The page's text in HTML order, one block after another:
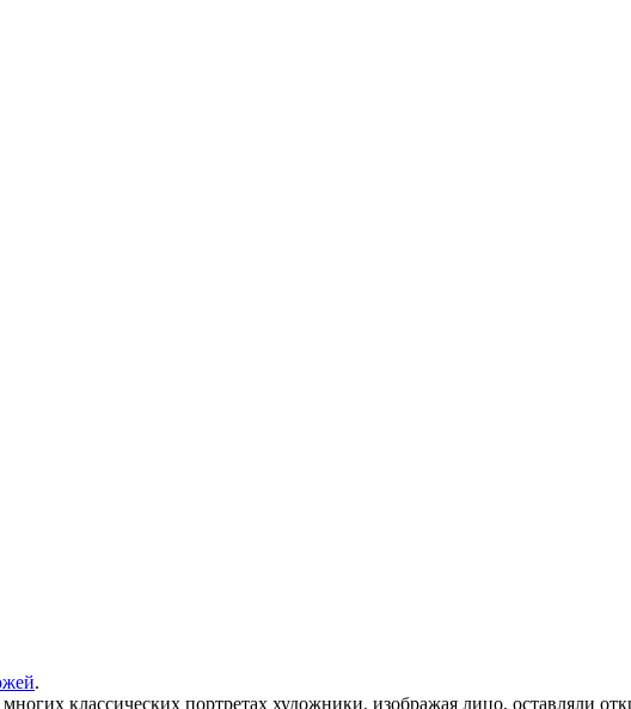
.
классических портретах художники, изображая лицо, оставляли